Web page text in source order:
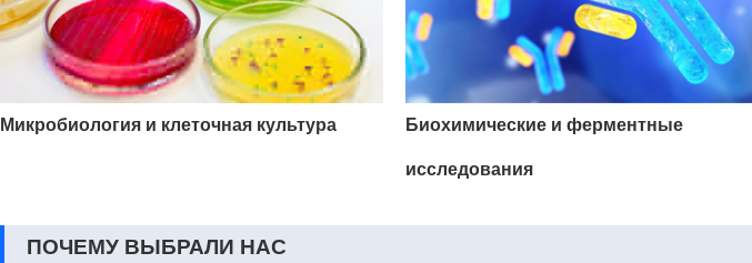
Микробиология и клеточная культура
Биохимические и ферментные
исследования
ПОЧЕМУ ВЫБРАЛИ НАС